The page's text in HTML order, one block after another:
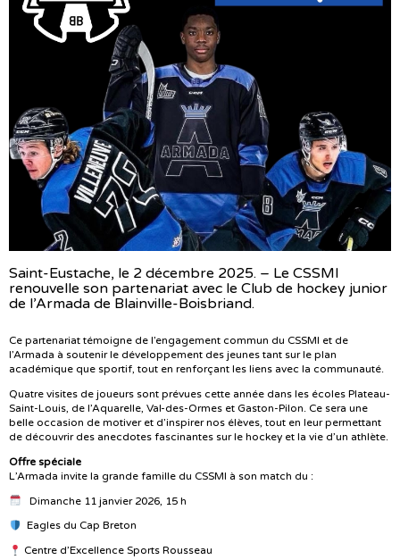
Saint-Eustache, le 2 décembre 2025. – Le CSSMI
renouvelle son partenariat avec le Club de hockey junior
de l’Armada de Blainville-Boisbriand.
Ce partenariat témoigne de l’engagement commun du CSSMI et de
l’Armada à soutenir le développement des jeunes tant sur le plan
académique que sportif, tout en renforçant les liens avec la communauté.
Quatre visites de joueurs sont prévues cette année dans les écoles Plateau-
Saint-Louis, de l’Aquarelle, Val-des-Ormes et Gaston-Pilon. Ce sera une
belle occasion de motiver et d’inspirer nos élèves, tout en leur permettant
de découvrir des anecdotes fascinantes sur le hockey et la vie d’un athlète.
Offre spéciale
L’Armada invite la grande famille du CSSMI à son match du :
Dimanche 11 janvier 2026, 15 h
Eagles du Cap Breton
Centre d’Excellence Sports Rousseau